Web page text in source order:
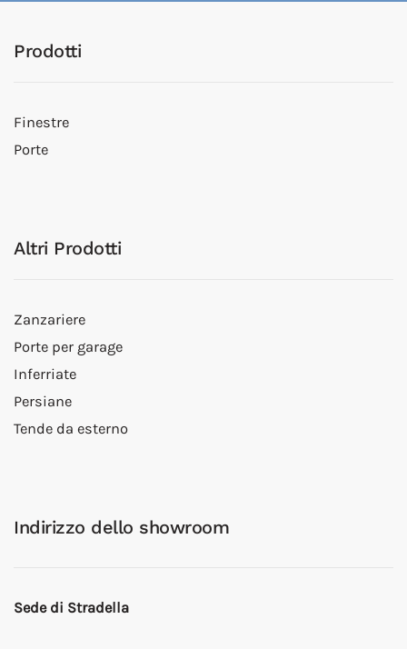
Prodotti
Finestre
Porte
Altri Prodotti
Zanzariere
Porte per garage
Inferriate
Persiane
Tende da esterno
Indirizzo dello showroom
Sede di Stradella